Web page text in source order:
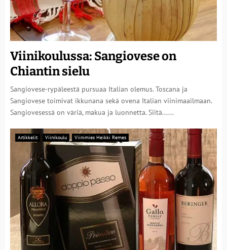
Viinikoulussa: Sangiovese on
Chiantin sielu
Sangiovese-rypäleestä pursuaa Italian olemus. Toscana ja
Sangiovese toimivat ikkunana sekä ovena Italian viinimaailmaan.
Sangiovesessä on väriä, makua ja luonnetta. Siitä......
Artikkelit Viinikoulu Viinimies Heikki Remes